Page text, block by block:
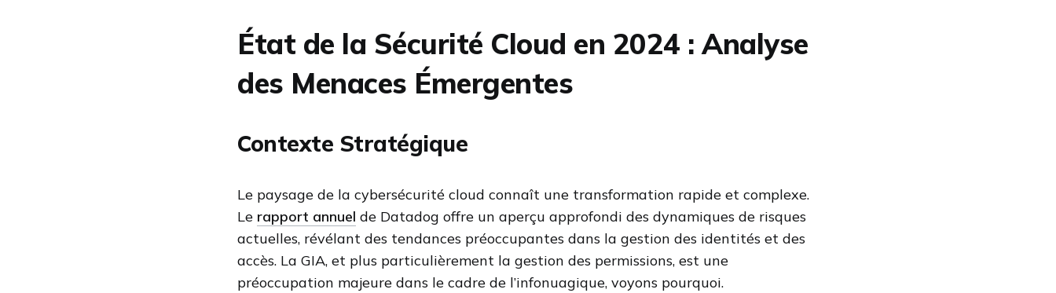
État de la Sécurité Cloud en 2024 : Analyse
des Menaces Émergentes
Contexte Stratégique
Le paysage de la cybersécurité cloud connaît une transformation rapide et complexe.
Le rapport annuel de Datadog offre un aperçu approfondi des dynamiques de risques
actuelles, révélant des tendances préoccupantes dans la gestion des identités et des
accès. La GIA, et plus particulièrement la gestion des permissions, est une
préoccupation majeure dans le cadre de l’infonuagique, voyons pourquoi.